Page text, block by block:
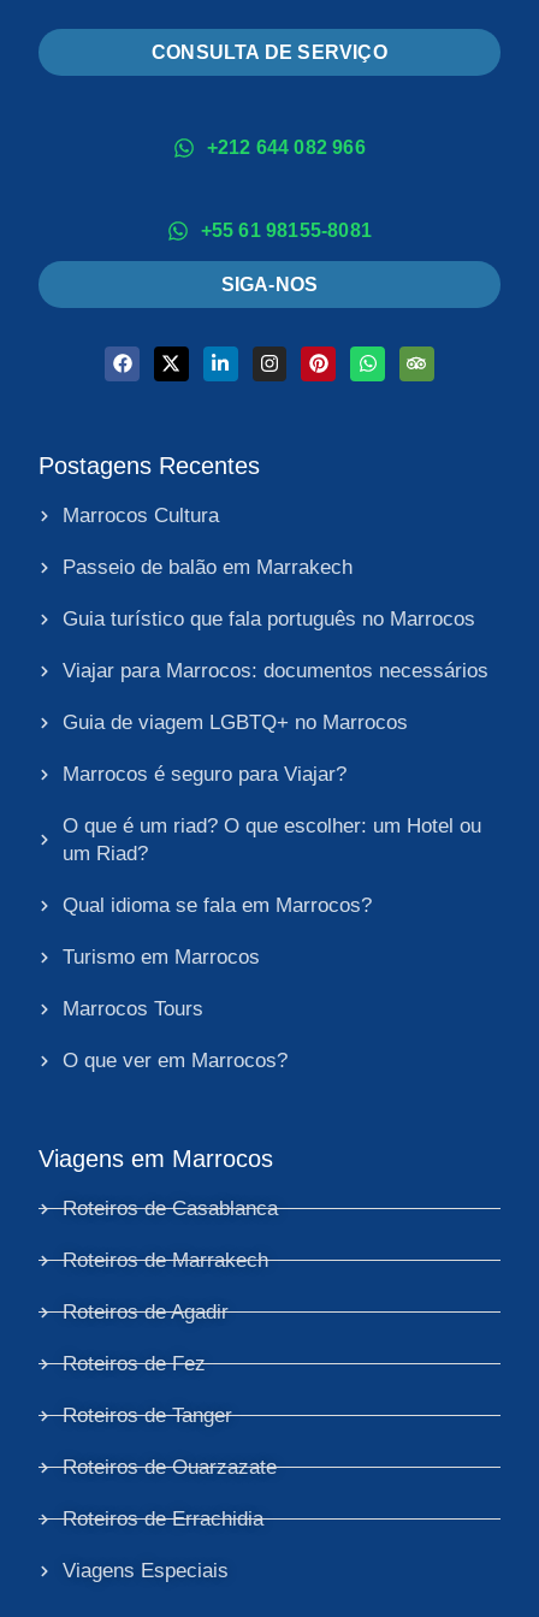
Viagens em Marrocos
Roteiros de Casablanca
Roteiros de Marrakech
Roteiros de Agadir
Roteiros de Fez
Roteiros de Tanger
Roteiros de Ouarzazate
Roteiros de Errachidia
Viagens Especiais
Postagens Recentes
Marrocos Cultura
Passeio de balão em Marrakech
Guia turístico que fala português no Marrocos
Viajar para Marrocos: documentos necessários
Guia de viagem LGBTQ+ no Marrocos
Marrocos é seguro para Viajar?
O que é um riad? O que escolher: um Hotel ou
um Riad?
Qual idioma se fala em Marrocos?
Turismo em Marrocos
Marrocos Tours
O que ver em Marrocos?
CONSULTA DE SERVIÇO
+212 644 082 966
+55 61 98155-8081
SIGA-NOS